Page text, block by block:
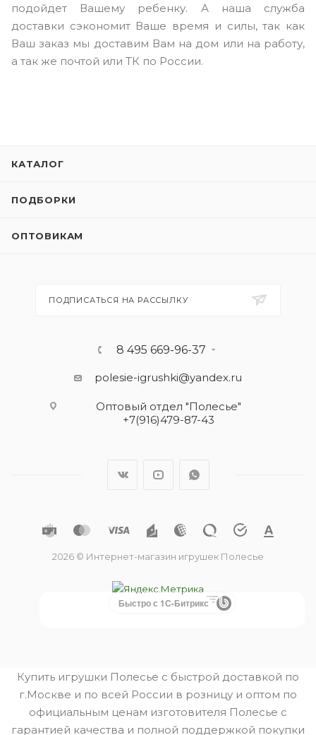
подойдет Вашему ребенку. А наша служба
доставки сэкономит Ваше время и силы, так как
Ваш заказ мы доставим Вам на дом или на работу,
а так же почтой или ТК по России.
КАТАЛОГ
ПОДБОРКИ
ОПТОВИКАМ
ПОДПИСАТЬСЯ НА РАССЫЛКУ
8 495 669-96-37
polesie-igrushki@yandex.ru
Оптовый отдел "Полесье"
+7(916)479-87-43
2026 © Интернет-магазин игрушек Полесье
Быстро с 1С-Битрикс
Купить игрушки Полесье с быстрой доставкой по
г.Москве и по всей России в розницу и оптом по
официальным ценам изготовителя Полесье с
гарантией качества и полной поддержкой покупки